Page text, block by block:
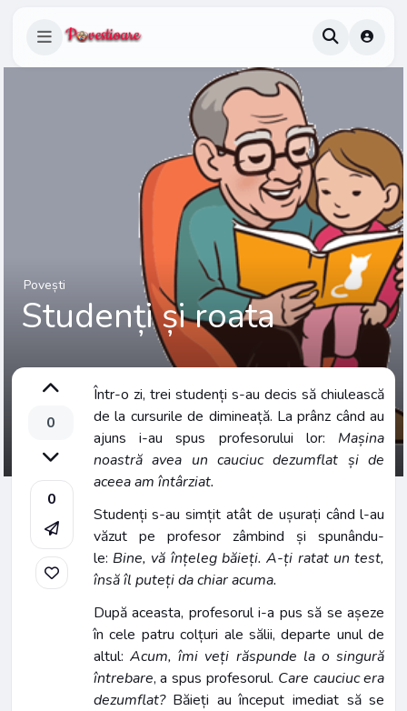
Povești
Studenți și roata
0
0
Într-o zi, trei studenți s-au decis să chiulească
de la cursurile de dimineață. La prânz când au
ajuns i-au spus profesorului lor: Mașina
noastră avea un cauciuc dezumflat și de
aceea am întârziat.
Studenți s-au simțit atât de ușurați când l-au
văzut pe profesor zâmbind și spunându-
le: Bine, vă înțeleg băieți. A-ți ratat un test,
însă îl puteți da chiar acuma.
După aceasta, profesorul i-a pus să se așeze
în cele patru colțuri ale sălii, departe unul de
altul: Acum, îmi veți răspunde la o singură
întrebare, a spus profesorul. Care cauciuc era
dezumflat?Băieți au început imediat să se